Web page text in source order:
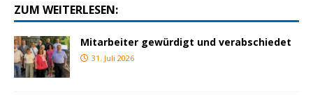
ZUM WEITERLESEN:
Mitarbeiter gewürdigt und verabschiedet
31. Juli 2026